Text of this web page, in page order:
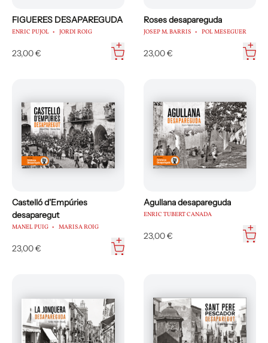
FIGUERES DESAPAREGUDA
ENRIC PUJOL JORDI ROIG
23,00 €
Roses desapareguda
JOSEP M. BARRIS POL MESEGUER
23,00 €
Castelló d'Empúries
desaparegut
MANEL PUIG MARISA ROIG
23,00 €
Agullana desapareguda
ENRIC TUBERT CANADA
23,00 €